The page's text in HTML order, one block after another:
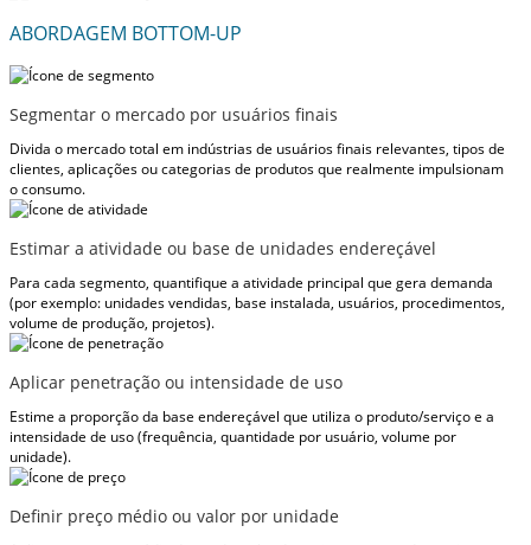
ABORDAGEM BOTTOM-UP
Segmentar o mercado por usuários finais
Divida o mercado total em indústrias de usuários finais relevantes, tipos de
clientes, aplicações ou categorias de produtos que realmente impulsionam
o consumo.
Estimar a atividade ou base de unidades endereçável
Para cada segmento, quantifique a atividade principal que gera demanda
(por exemplo: unidades vendidas, base instalada, usuários, procedimentos,
volume de produção, projetos).
Aplicar penetração ou intensidade de uso
Estime a proporção da base endereçável que utiliza o produto/serviço e a
intensidade de uso (frequência, quantidade por usuário, volume por
unidade).
Definir preço médio ou valor por unidade